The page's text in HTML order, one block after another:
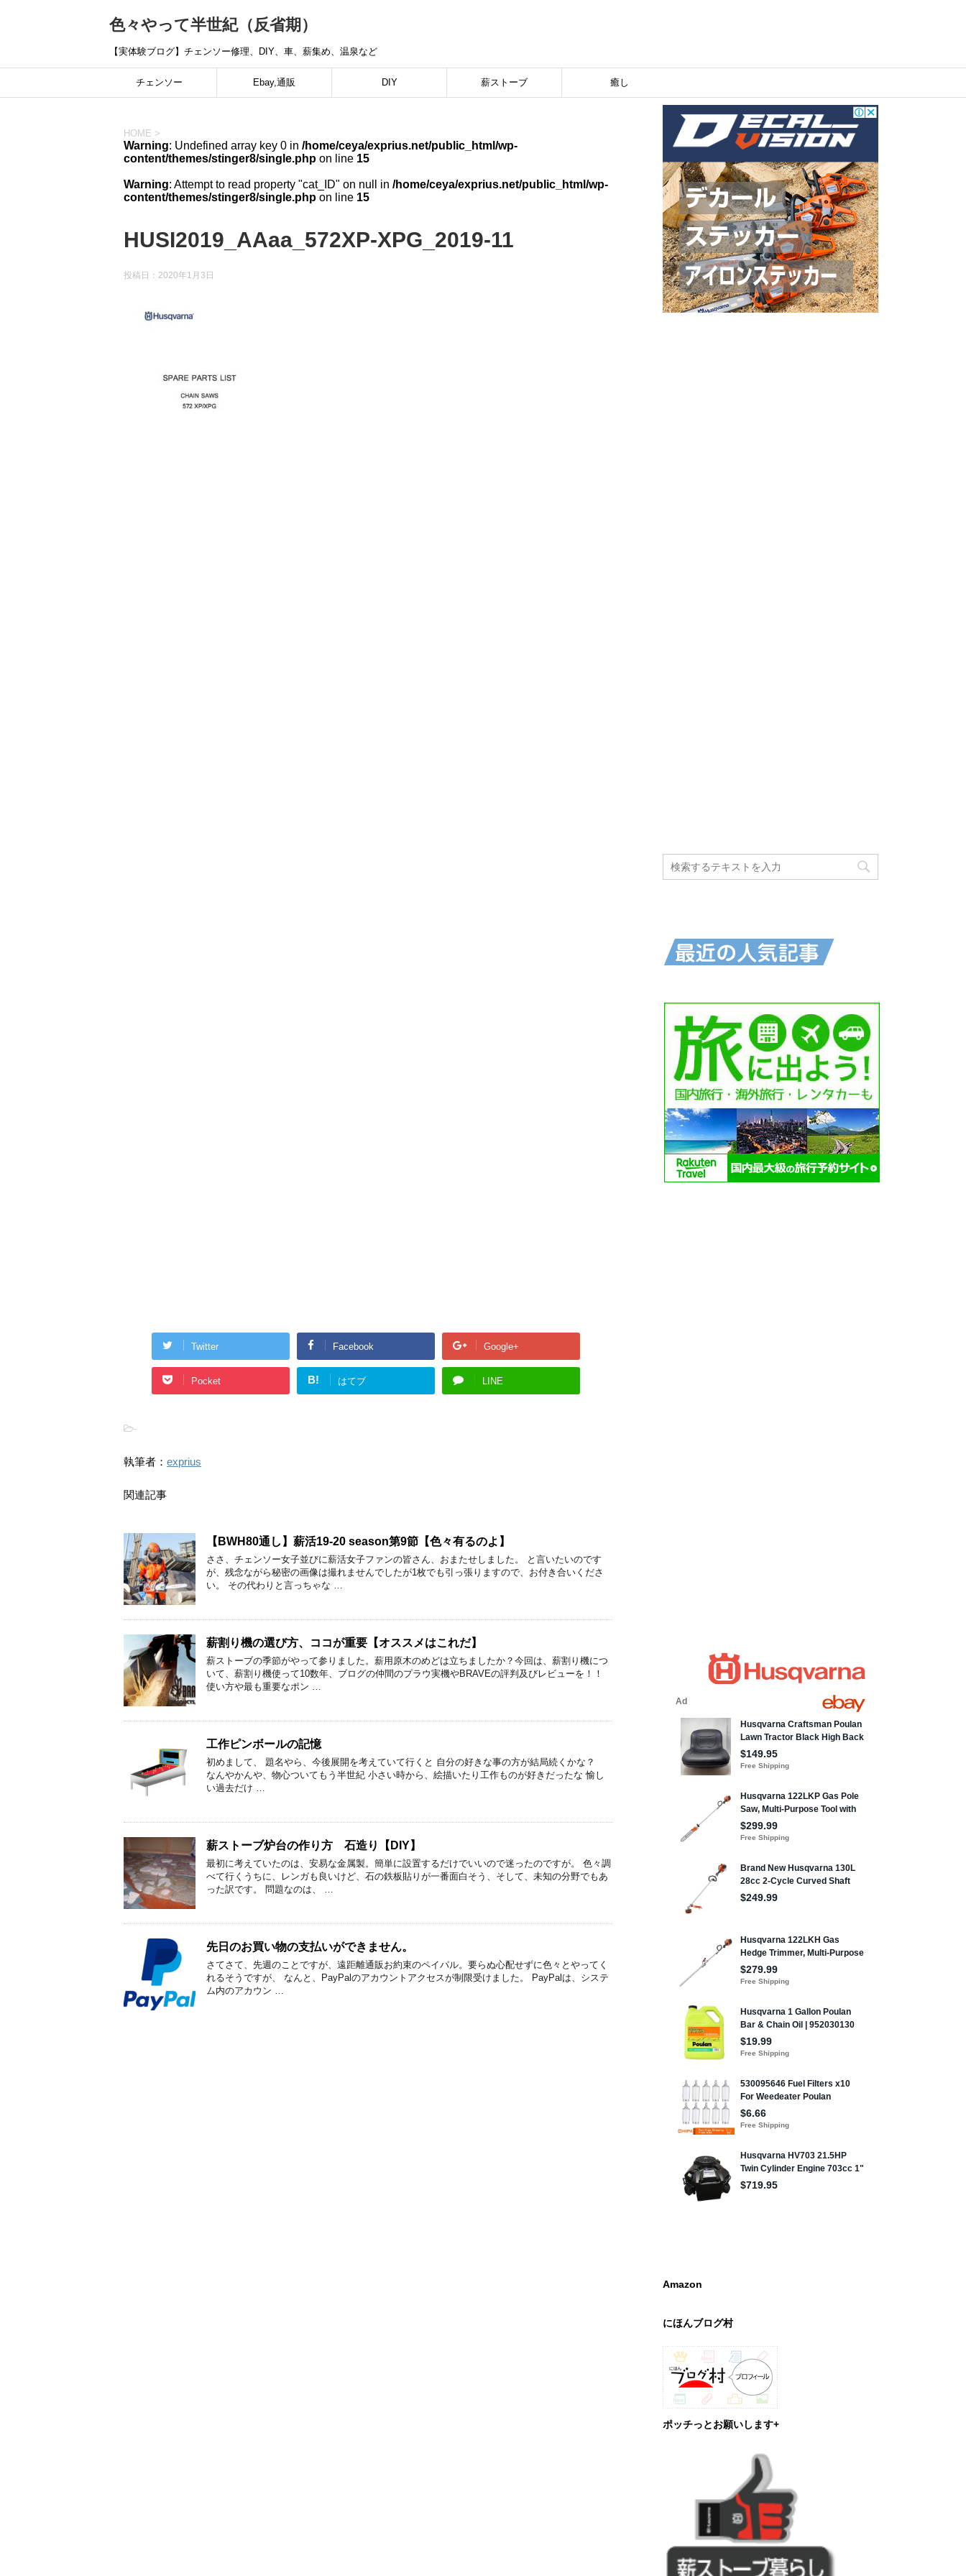
色々やって半世紀（反省期）
【実体験ブログ】チェンソー修理、DIY、車、薪集め、温泉など
チェンソー Ebay,通販 DIY 薪ストーブ 癒し
HOME >
Warning: Undefined array key 0 in /home/ceya/exprius.net/public_html/wp-
content/themes/stinger8/single.php on line 15
Warning: Attempt to read property "cat_ID" on null in /home/ceya/exprius.net/public_html/wp-
content/themes/stinger8/single.php on line 15
HUSI2019_AAaa_572XP-XPG_2019-11
投稿日： 2020年1月3日
Twitter Facebook Google+
Pocket B! はてブ LINE
-
執筆者： exprius
関連記事
【BWH80通し】薪活19-20 season第9節【色々有るのよ】
ささ、チェンソー女子並びに薪活女子ファンの皆さん、おまたせしました。 と言いたいのです
が、残念ながら秘密の画像は撮れませんでしたが1枚でも引っ張りますので、お付き合いくださ
い。 その代わりと言っちゃな …
薪割り機の選び方、ココが重要【オススメはこれだ】
薪ストーブの季節がやって参りました。薪用原木のめどは立ちましたか？今回は、薪割り機につ
いて、薪割り機使って10数年、ブログの仲間のプラウ実機やBRAVEの評判及びレビューを！！
使い方や最も重要なポン …
工作ピンボールの記憶
初めまして、 題名やら、今後展開を考えていて行くと 自分の好きな事の方が結局続くかな？
なんやかんや、物心ついてもう半世紀 小さい時から、絵描いたり工作ものが好きだったな 愉し
い過去だけ …
薪ストーブ炉台の作り方 石造り【DIY】
最初に考えていたのは、安易な金属製。簡単に設置するだけでいいので迷ったのですが。 色々調
べて行くうちに、レンガも良いけど、石の鉄板貼りが一番面白そう、そして、未知の分野でもあ
った訳です。 問題なのは、 …
先日のお買い物の支払いができません。
さてさて、先週のことですが、遠距離通販お約束のペイパル。要らぬ心配せずに色々とやってく
れるそうですが、 なんと、PayPalのアカウントアクセスが制限受けました。 PayPalは、システ
ム内のアカウン …
Amazon
にほんブログ村
ポッチっとお願いします+